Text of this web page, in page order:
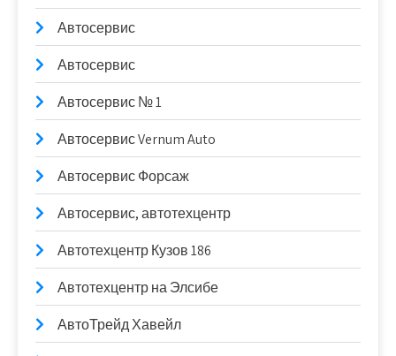
Автосервис
Автосервис
Автосервис № 1
Автосервис Vernum Auto
Автосервис Форсаж
Автосервис, автотехцентр
Автотехцентр Кузов 186
Автотехцентр на Элсибе
АвтоТрейд Хавейл